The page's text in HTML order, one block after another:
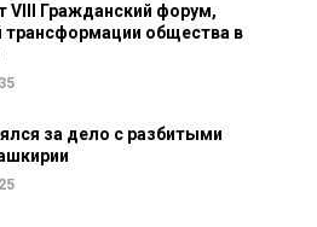
VIII Гражданский форум,
общества в
за дело с разбитыми